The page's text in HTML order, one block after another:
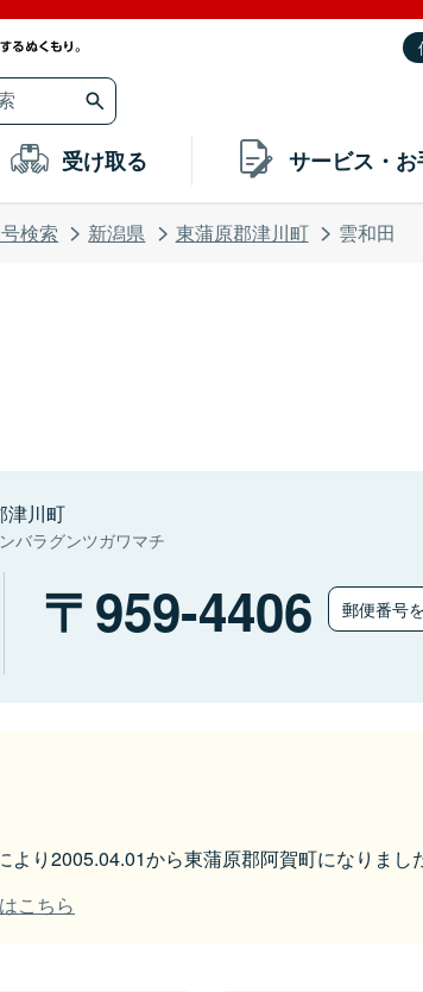
受け取る サービス・お
検索 新潟県 東蒲原郡津川町 雲和田
津川町
バラグンツガワマチ
959-4406 郵便番号
より2005.04.01から東蒲原郡阿賀町になりまし
こちら